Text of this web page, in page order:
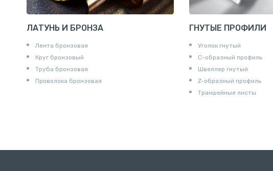
ЛАТУНЬ И БРОНЗА
Лента бронзовая
Круг бронзовый
Труба бронзовая
Проволока бронзовая
ГНУТЫЕ ПРОФИЛИ
Уголок гнутый
С-образный профиль
Швеллер гнутый
Z-образный профиль
Траншейные листы